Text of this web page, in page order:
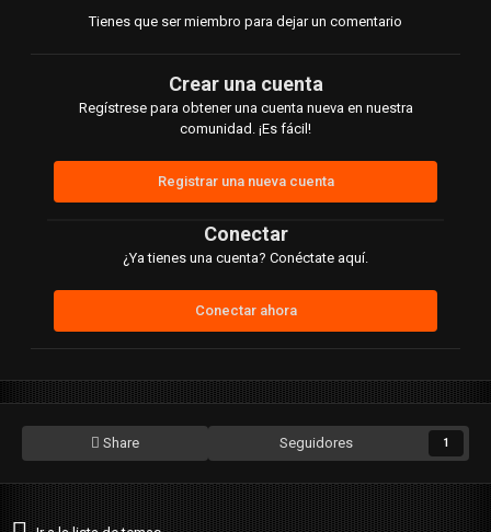
Tienes que ser miembro para dejar un comentario
Crear una cuenta
Regístrese para obtener una cuenta nueva en nuestra
comunidad. ¡Es fácil!
Registrar una nueva cuenta
Conectar
¿Ya tienes una cuenta? Conéctate aquí.
Conectar ahora
Share Seguidores 1